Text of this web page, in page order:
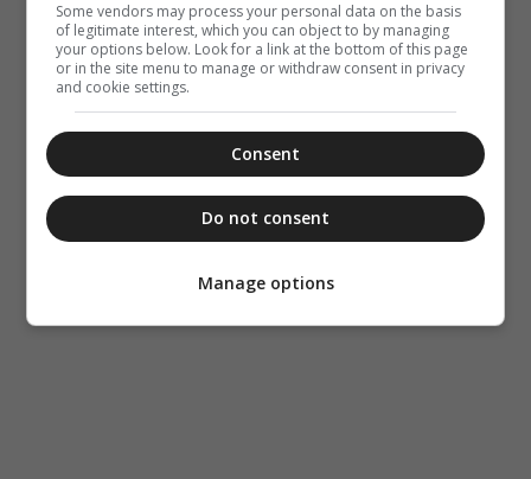
Some vendors may process your personal data on the basis
of legitimate interest, which you can object to by managing
your options below. Look for a link at the bottom of this page
or in the site menu to manage or withdraw consent in privacy
and cookie settings.
Consent
Do not consent
Manage options